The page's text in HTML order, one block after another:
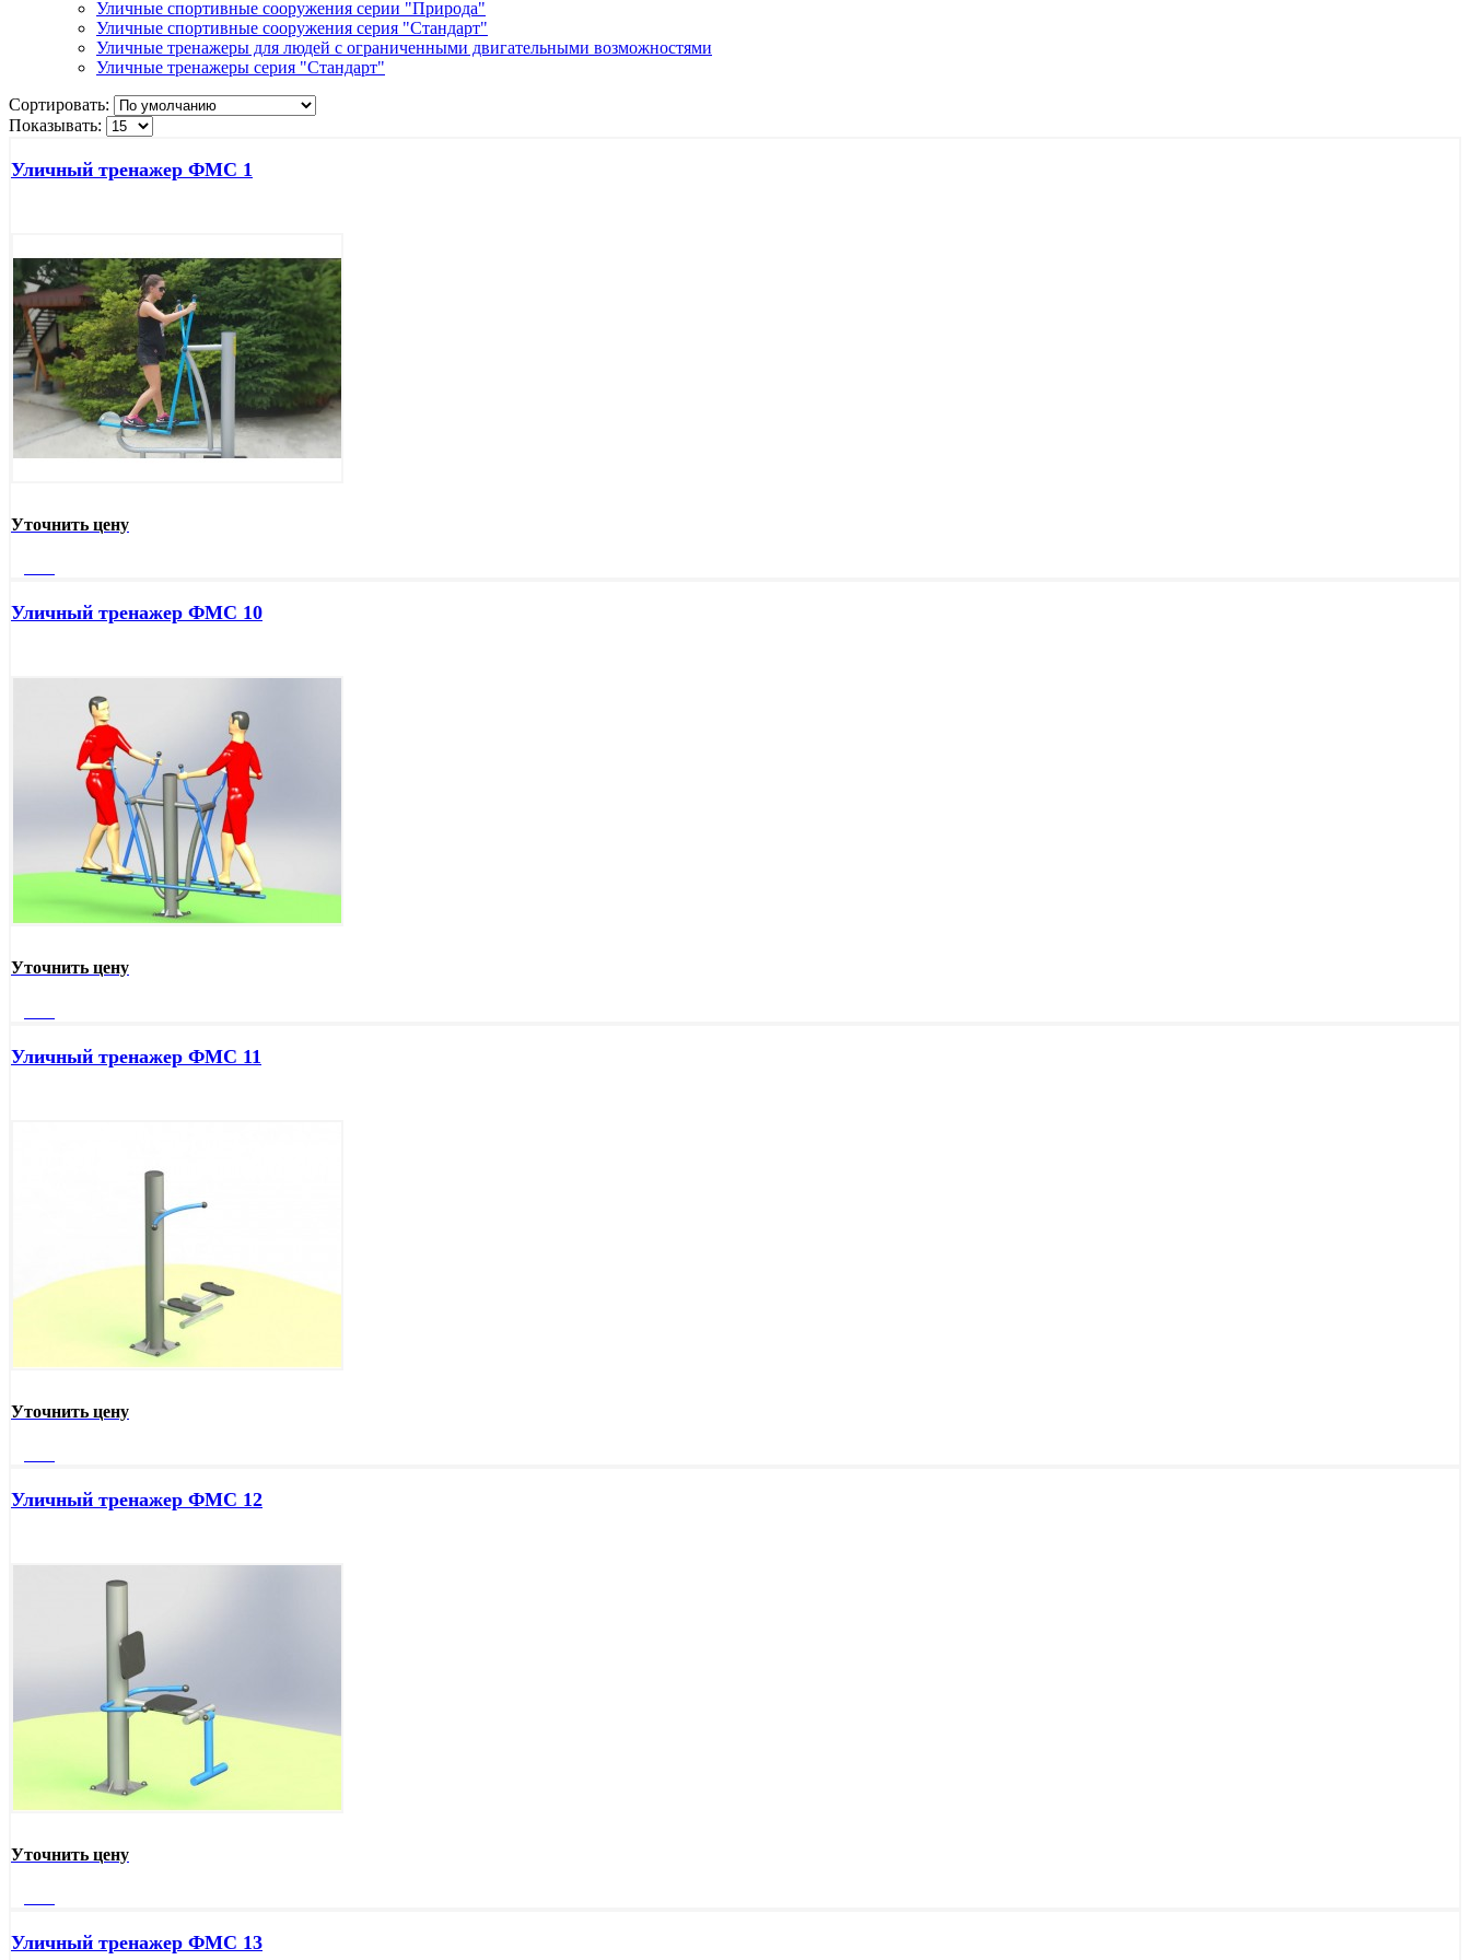
Уличные спортивные сооружения серии "Природа"
Уличные спортивные сооружения серия "Стандарт"
Уличные тренажеры для людей с ограниченными двигательными возможностями
Уличные тренажеры серия "Стандарт"
Сортировать:
Показывать:
Уличный тренажер ФМС 1
Уточнить цену
Уличный тренажер ФМС 10
Уточнить цену
Уличный тренажер ФМС 11
Уточнить цену
Уличный тренажер ФМС 12
Уточнить цену
Уличный тренажер ФМС 13